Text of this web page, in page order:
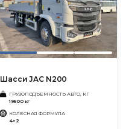
Шасси JAC N200
ГРУЗОПОДЪЕМНОСТЬ АВТО, КГ
19500 кг
КОЛЕСНАЯ ФОРМУЛА
4×2